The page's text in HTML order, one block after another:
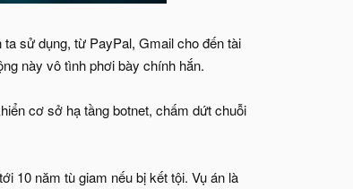
sử dụng, từ PayPal, Gmail cho đến tài
này vô tình phơi bày chính hắn.
cơ sở hạ tầng botnet, chấm dứt chuỗi
10 năm tù giam nếu bị kết tội. Vụ án là